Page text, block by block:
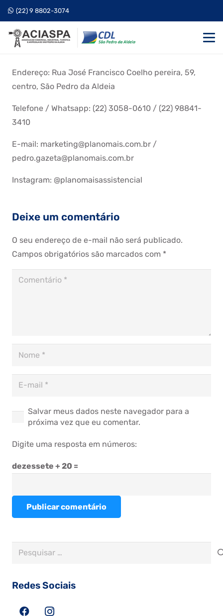
(22) 9 8802-3074
Endereço: Rua José Francisco Coelho pereira, 59,
centro, São Pedro da Aldeia
Telefone / Whatsapp: (22) 3058-0610 / (22) 98841-
3410
E-mail: marketing@planomais.com.br /
pedro.gazeta@planomais.com.br
Instagram: @planomaisassistencial
Deixe um comentário
O seu endereço de e-mail não será publicado.
Campos obrigatórios são marcados com *
Salvar meus dados neste navegador para a
próxima vez que eu comentar.
Digite uma resposta em números:
dezessete + 20 =
Publicar comentário
Pesquisar
Redes Sociais